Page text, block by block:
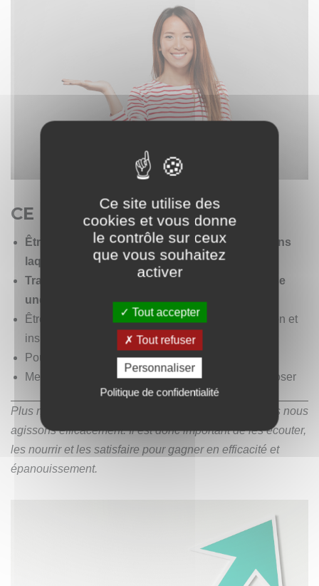
CE DONT J'AI BESOIN
Être intégré(e) à une équipe à l'esprit positif, dans
laquelle je pourrai rayonner
Travailler dans un climat de confiance, qui laisse
une place importante au plaisir
Être managé(e) par un boss ouvert à la concertation et
inspirant
Pouvoir gérer mon agenda comme je l'entends
Me donner des autorisations pour me permettre d'oser
Plus nous satisfaisons nos besoins au quotidien, plus nous
agissons efficacement. Il est donc important de les écouter,
les nourrir et les satisfaire pour gagner en efficacité et
épanouissement.
Ce site utilise des
cookies et vous donne
le contrôle sur ceux
que vous souhaitez
activer
Tout accepter
Tout refuser
Personnaliser
Politique de confidentialité